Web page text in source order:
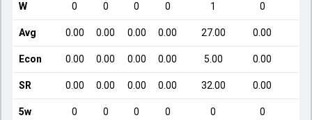
W 0 0 0 0 1 0
Avg 0.00 0.00 0.00 0.00 27.00 0.00
Econ 0.00 0.00 0.00 0.00 5.00 0.00
SR 0.00 0.00 0.00 0.00 32.00 0.00
5w 0 0 0 0 0 0